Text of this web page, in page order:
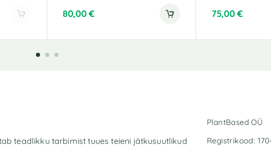
80,00€ 75,00€
teadlikku tarbimist tuues teieni jätkusuutlikud
PlantBased OÜ
Registrikood: